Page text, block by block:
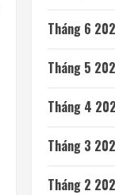
Tháng 6
Tháng 5
Tháng 4
Tháng 3
Tháng 2